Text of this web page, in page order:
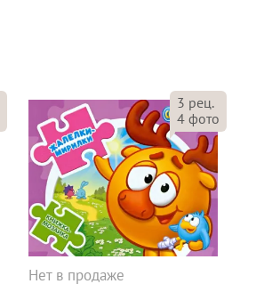
3 рец.
4 фото
Нет в продаже